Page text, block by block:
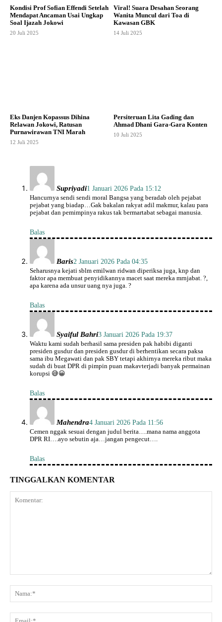
Kondisi Prof Sofian Effendi Setelah
Mendapat Ancaman Usai Ungkap
Soal Ijazah Jokowi
20 Juli 2025
Viral! Suara Desahan Seorang
Wanita Muncul dari Toa di
Kawasan GBK
14 Juli 2025
Eks Danjen Kopassus Dihina
Relawan Jokowi, Ratusan
Purnawirawan TNI Marah
12 Juli 2025
Persiteruan Lita Gading dan
Ahmad Dhani Gara-Gara Konten
10 Juli 2025
Supriyadi1 Januari 2026 Pada 15:12
Hancurnya sendi sendi moral Bangsa yang beradab oleh pejabat
pejabat yang biadap…Gak bakalan rakyat adil makmur, kalau para
pejabat dan pemimpinya rakus tak bermartabat sebagai manusia.
Balas
Baris2 Januari 2026 Pada 04:35
Seharusnya kejati sblm emilwan ridwan diperiksa juga, knp dan
faktor apa membuat penyidikannya macet saat mereka mrnjabat. ?,
apa karena ada unsur uang nya juga. ?
Balas
Syaiful Bahri3 Januari 2026 Pada 19:37
Waktu kami sudah berhasil sama presiden pak habibi diganti
presiden gusdur dan presiden gusdur di berhentikan secara paksa
sama ibu Megawati dan pak SBY tetapi akhirnya mereka ribut maka
sudah di buat DPR di pimpin puan makavterjadi banyak permainan
korupsi 😅😀
Balas
Mahendra4 Januari 2026 Pada 11:56
Cemen nggak sesuai dengan judul berita….mana nama anggota
DPR RI….ayo sebutin aja…jangan pengecut….
Balas
TINGGALKAN KOMENTAR